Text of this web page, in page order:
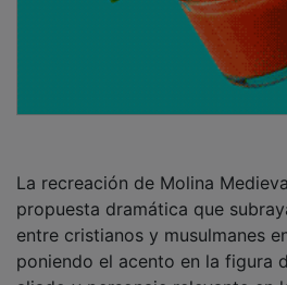
propuesta dramática que
entre cristianos y musulmanes
poniendo el acento en la figura
aliado y personaje relevante en